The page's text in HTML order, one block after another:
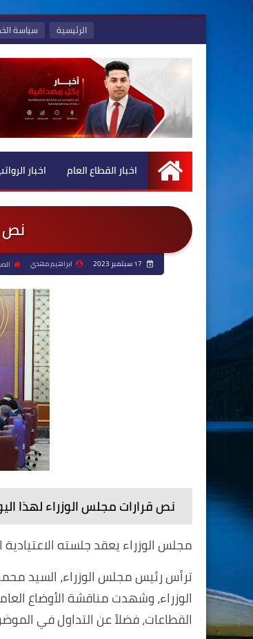
:
الرئيسية سياسة
الرئيسية
اخبار القطاع العام اخبار
نص
ابراهيم مهدي
نص قرارات مجلس الوزراء لهذا
مجلس الوزراء يعقد جلسته
ترأس رئيس مجلس الوزراء، السيد محمد
الوزراء، وشهدت مناقشة الأوضاع
القطاعات، فضلاً عن التداول في